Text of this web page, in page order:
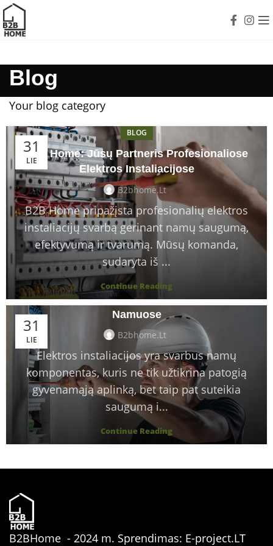
Blog
Your blog category
31
LIE
BLOG
B2B Home: Jūsų Partneris Profesionaliose
Elektros Instaliacijose
B2bhome.lt
B2B Home pripažįsta profesionalių elektros
instaliacijų svarbą gerinant namų saugumą,
efektyvumą ir tvarumą. Mūsų komanda,
sudaryta iš ...
Continue Reading
31
LIE
BLOG
Profesionalios Elektros Instaliacijos:
Saugumas, Efektyvumas ir Tvarumas
Namuose
B2bhome.lt
Elektros instaliacijos yra svarbus namų
komponentas, kuris ne tik užtikrina patogią
gyvenamąją aplinką, bet taip pat suteikia
saugumą i...
Continue Reading
B2BHome - 2024 m. Sprendimas: E-project.LT